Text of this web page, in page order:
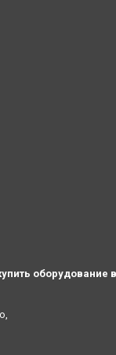
оборудование